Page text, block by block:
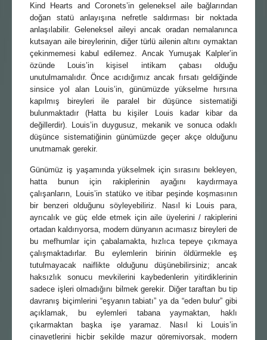
Kind Hearts and Coronets’in geleneksel aile bağlarından
doğan statü anlayışına nefretle saldırması bir noktada
anlaşılabilir. Geleneksel aileyi ancak oradan nemalanınca
kutsayan aile bireylerinin, diğer türlü ailenin altını oymaktan
çekinmemesi kabul edilemez. Ancak Yumuşak Kalpler’in
özünde Louis’in kişisel intikam çabası olduğu
unutulmamalıdır. Önce acıdığımız ancak fırsatı geldiğinde
sinsice yol alan Louis’in, günümüzde yükselme hırsına
kapılmış bireyleri ile paralel bir düşünce sistematiği
bulunmaktadır (Hatta bu kişiler Louis kadar kibar da
değillerdir). Louis’in duygusuz, mekanik ve sonuca odaklı
düşünce sistematiğinin günümüzde geçer akçe olduğunu
unutmamak gerekir.
Günümüz iş yaşamında yükselmek için sırasını bekleyen,
hatta bunun için rakiplerinin ayağını kaydırmaya
çalışanların, Louis’in statüko ve itibar peşinde koşmasının
bir benzeri olduğunu söyleyebiliriz. Nasıl ki Louis para,
ayrıcalık ve güç elde etmek için aile üyelerini / rakiplerini
ortadan kaldırıyorsa, modern dünyanın acımasız bireyleri de
bu mefhumlar için çabalamakta, hızlıca tepeye çıkmaya
çalışmaktadırlar. Bu eylemlerin birinin öldürmekle eş
tutulmayacak naiflikte olduğunu düşünebilirsiniz; ancak
haksızlık sonucu mevkilerini kaybedenlerin yitirdiklerinin
sadece işleri olmadığını bilmek gerekir. Diğer taraftan bu tip
davranış biçimlerini “eşyanın tabiatı” ya da “eden bulur” gibi
açıklamak, bu eylemleri tabana yaymaktan, haklı
çıkarmaktan başka işe yaramaz. Nasıl ki Louis’in
cinayetlerini hiçbir şekilde mazur göremiyorsak, modern